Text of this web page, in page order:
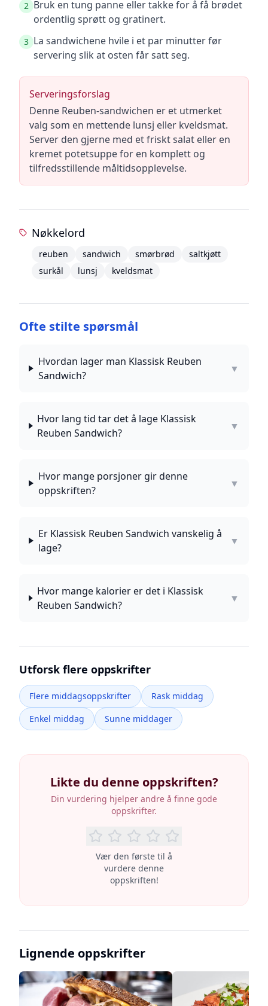
2 Bruk en tung panne eller takke for å få brødet
ordentlig sprøtt og gratinert.
3 La sandwichene hvile i et par minutter før
servering slik at osten får satt seg.
Serveringsforslag
Denne Reuben-sandwichen er et utmerket
valg som en mettende lunsj eller kveldsmat.
Server den gjerne med et friskt salat eller en
kremet potetsuppe for en komplett og
tilfredsstillende måltidsopplevelse.
Nøkkelord
reuben sandwich smørbrød
saltkjøtt
surkål
lunsj kveldsmat
Ofte stilte spørsmål
Hvordan lager man Klassisk Reuben
Sandwich?
▼
Hvor lang tid tar det å lage Klassisk
Reuben Sandwich?
▼
Hvor mange porsjoner gir denne
oppskriften?
▼
Er Klassisk Reuben Sandwich vanskelig å
lage?
▼
Hvor mange kalorier er det i Klassisk
Reuben Sandwich?
▼
Utforsk flere oppskrifter
Flere middagsoppskrifter
Rask middag
Enkel middag
Sunne middager
Likte du denne oppskriften?
Din vurdering hjelper andre å finne gode
oppskrifter.
Vær den første til å
vurdere denne
oppskriften!
Lignende oppskrifter